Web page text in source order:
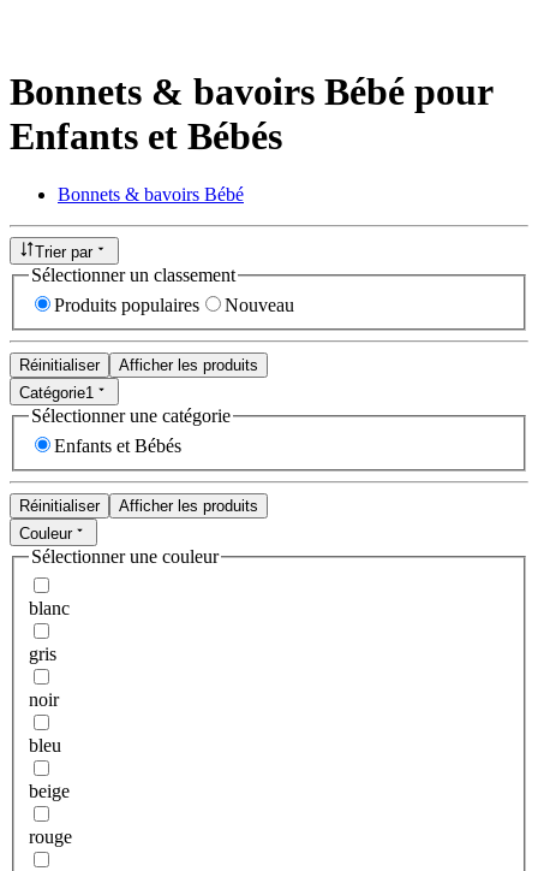
Bonnets & bavoirs Bébé pour
Enfants et Bébés
Bonnets & bavoirs Bébé
Trier par
Sélectionner un classement
Produits populaires
Nouveau
Réinitialiser
Afficher les produits
Catégorie1
Sélectionner une catégorie
Enfants et Bébés
Réinitialiser
Afficher les produits
Couleur
Sélectionner une couleur
blanc
gris
noir
bleu
beige
rouge